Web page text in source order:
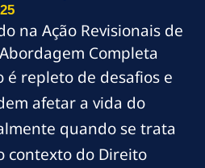
na Ação Revisionais de
Completa
é repleto de desafios e
afetar a vida do
quando se trata
contexto do Direito